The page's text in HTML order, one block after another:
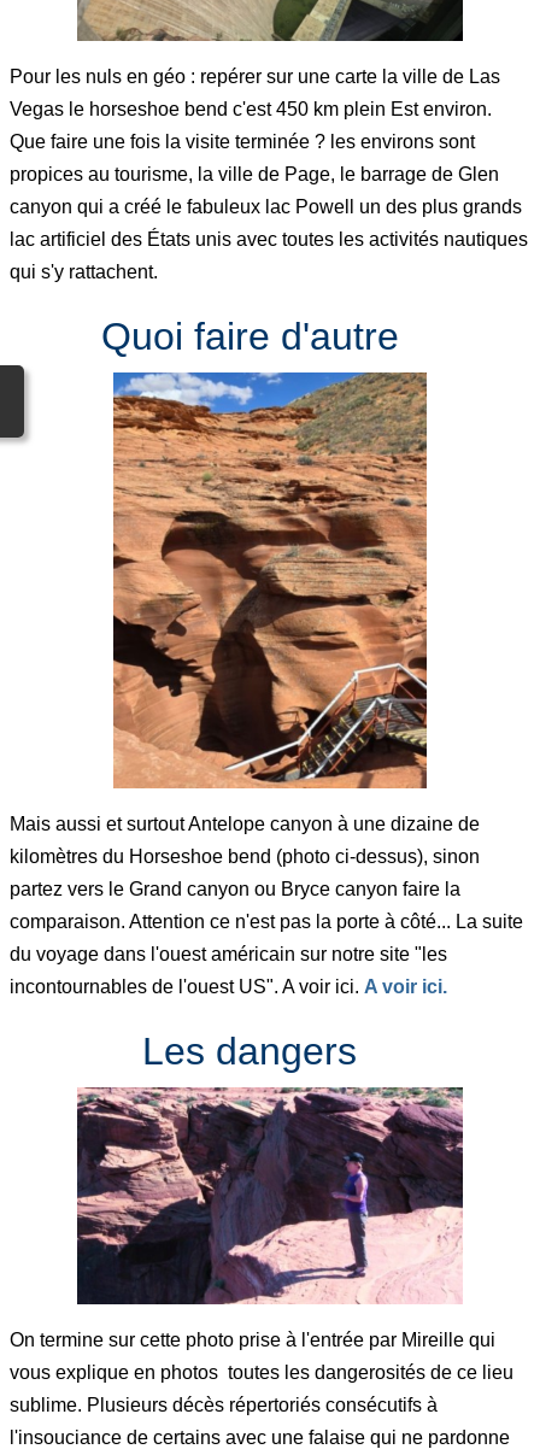
Pour les nuls en géo : repérer sur une carte la ville de Las
Vegas le horseshoe bend c'est 450 km plein Est environ.
Que faire une fois la visite terminée ? les environs sont
propices au tourisme, la ville de Page, le barrage de Glen
canyon qui a créé le fabuleux lac Powell un des plus grands
lac artificiel des États unis avec toutes les activités nautiques
qui s'y rattachent.
Quoi faire d'autre
Mais aussi et surtout Antelope canyon à une dizaine de
kilomètres du Horseshoe bend (photo ci-dessus), sinon
partez vers le Grand canyon ou Bryce canyon faire la
comparaison. Attention ce n'est pas la porte à côté... La suite
du voyage dans l'ouest américain sur notre site "les
incontournables de l'ouest US". A voir ici. A voir ici.
Les dangers
On termine sur cette photo prise à l'entrée par Mireille qui
vous explique en photos toutes les dangerosités de ce lieu
sublime. Plusieurs décès répertoriés consécutifs à
l'insouciance de certains avec une falaise qui ne pardonne